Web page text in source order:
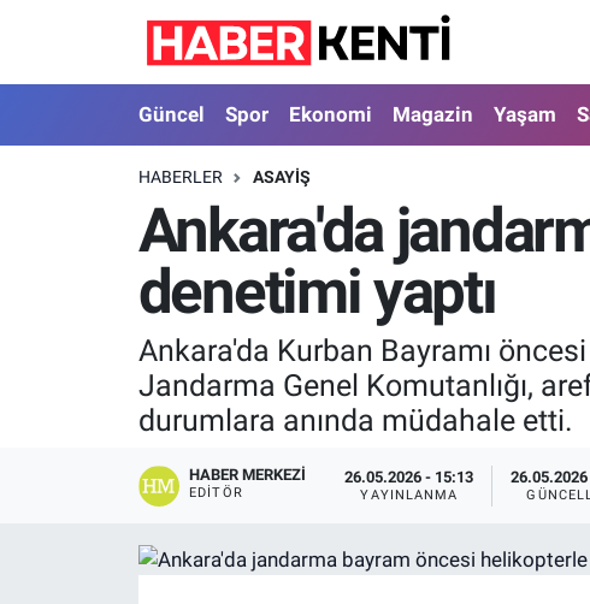
Güncel Spor Ekonomi Magazin Yaşam
HABERLER ASAYIŞ
Ankara'da
denetimi yaptı
Ankara'da Kurban Bayramı
Jandarma Genel Komutanlığı,
durumlara anında müdahale etti.
HABER MERKEZI
EDITÖR
26.05.2026 - 15:13
YAYINLANMA
Güncel
Spor
Ekonomi
Magazin
Nöbetçi Eczaneler
Hava Durumu
İstanbul Namaz Vakitleri
Trafik Durumu
Süper Lig Puan Durumu ve Fikstür
Tüm Manşetler
Son Dakika Haberleri